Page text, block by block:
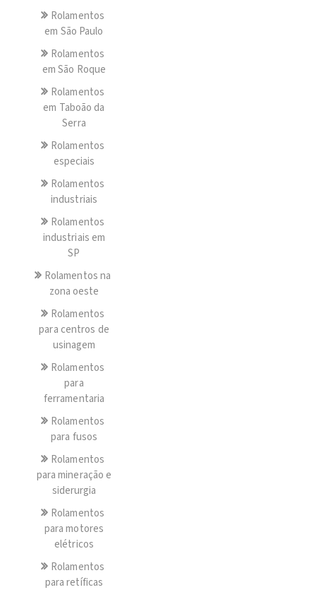
Rolamentos
em São Paulo
Rolamentos
em São Roque
Rolamentos
em Taboão da
Serra
Rolamentos
especiais
Rolamentos
industriais
Rolamentos
industriais em
SP
Rolamentos na
zona oeste
Rolamentos
para centros de
usinagem
Rolamentos
para
ferramentaria
Rolamentos
para fusos
Rolamentos
para mineração e
siderurgia
Rolamentos
para motores
elétricos
Rolamentos
para retíficas